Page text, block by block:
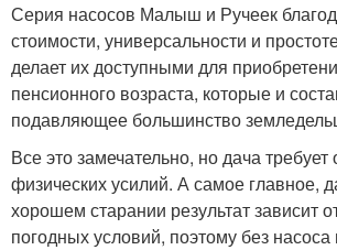
Серия насосов Малыш и Ручеек
стоимости, универсальности и
делает их доступными для
пенсионного возраста, которые и
подавляющее большинство
Все это замечательно, но дача
физических усилий. А самое главное,
хорошем старании результат зависит
погодных условий, поэтому без насоса